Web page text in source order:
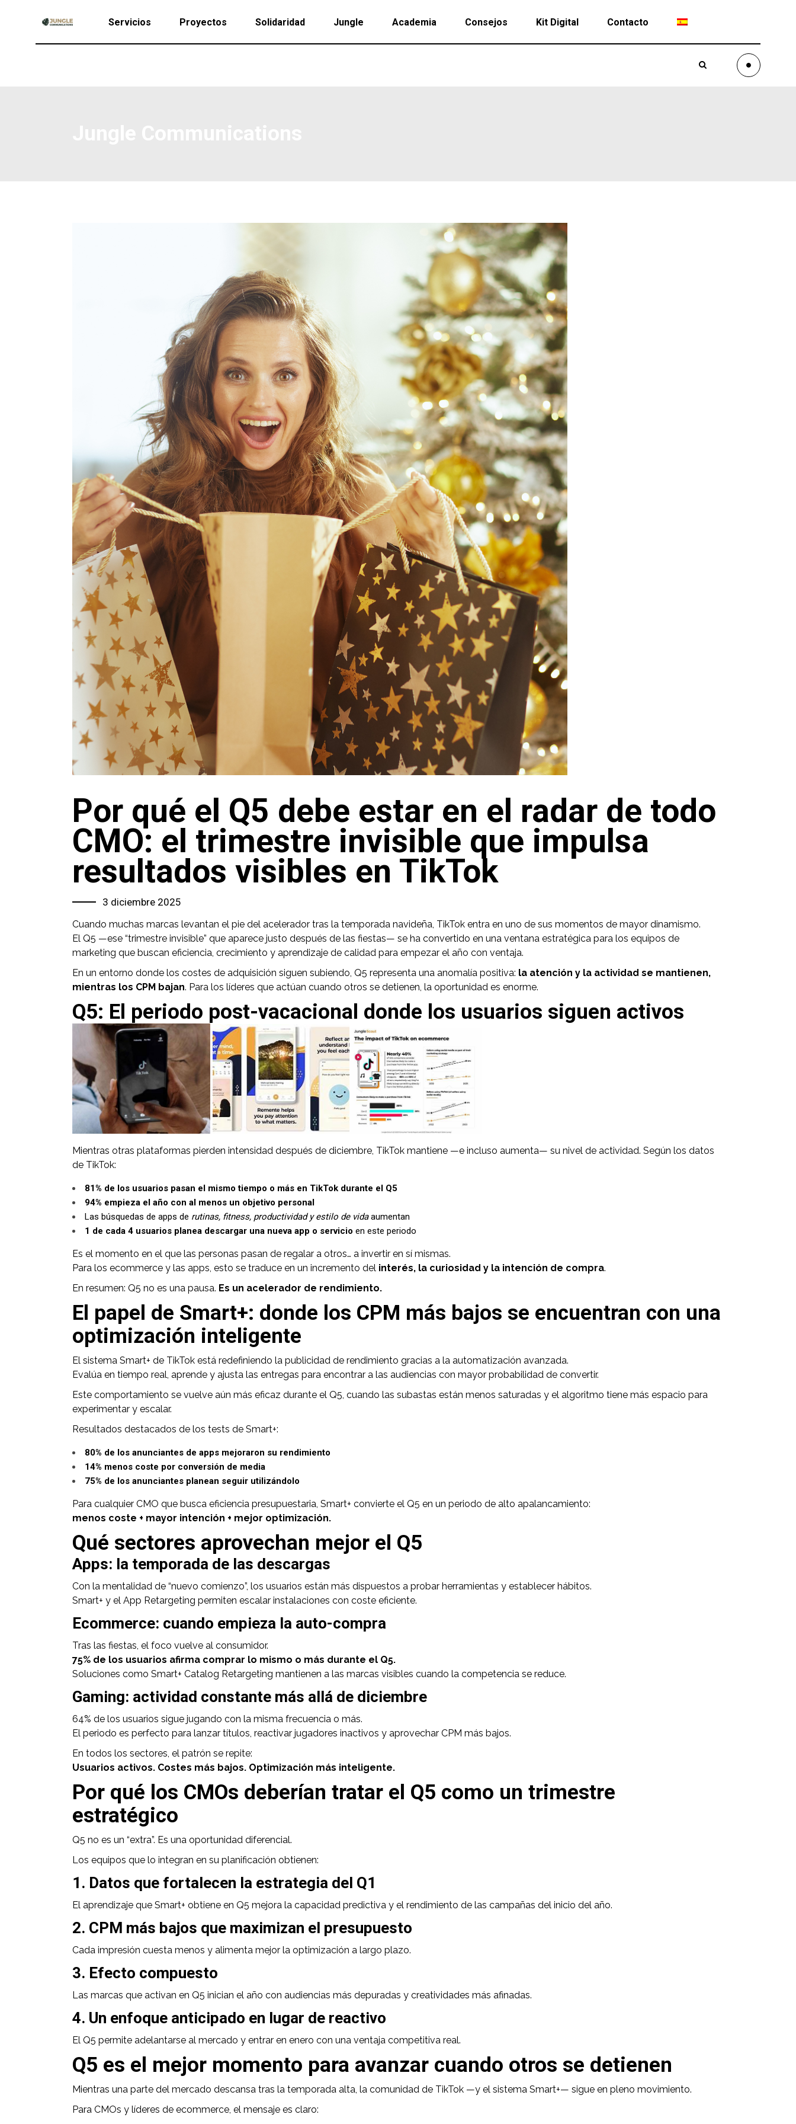
Servicios Proyectos Solidaridad Jungle Academia Consejos Kit Digital Contacto
Por qué el Q5 debe estar en el radar de todo
CMO: el trimestre invisible que impulsa
resultados visibles en TikTok
3 diciembre 2025
Cuando muchas marcas levantan el pie del acelerador tras la temporada navideña, TikTok entra en uno de sus momentos de mayor dinamismo.
El Q5 —ese “trimestre invisible” que aparece justo después de las fiestas— se ha convertido en una ventana estratégica para los equipos de
marketing que buscan eficiencia, crecimiento y aprendizaje de calidad para empezar el año con ventaja.
En un entorno donde los costes de adquisición siguen subiendo, Q5 representa una anomalía positiva: la atención y la actividad se mantienen,
mientras los CPM bajan. Para los líderes que actúan cuando otros se detienen, la oportunidad es enorme.
Q5: El periodo post-vacacional donde los usuarios siguen activos
Mientras otras plataformas pierden intensidad después de diciembre, TikTok mantiene —e incluso aumenta— su nivel de actividad. Según los datos
de TikTok:
81% de los usuarios pasan el mismo tiempo o más en TikTok durante el Q5
94% empieza el año con al menos un objetivo personal
Las búsquedas de apps de rutinas, fitness, productividad y estilo de vidaaumentan
1 de cada 4 usuarios planea descargar una nueva app o servicio en este periodo
Es el momento en el que las personas pasan de regalar a otros… a invertir en sí mismas.
Para los ecommerce y las apps, esto se traduce en un incremento del interés, la curiosidad y la intención de compra.
En resumen: Q5 no es una pausa. Es un acelerador de rendimiento.
El papel de Smart+: donde los CPM más bajos se encuentran con una
optimización inteligente
El sistema Smart+ de TikTok está redefiniendo la publicidad de rendimiento gracias a la automatización avanzada.
Evalúa en tiempo real, aprende y ajusta las entregas para encontrar a las audiencias con mayor probabilidad de convertir.
Este comportamiento se vuelve aún más eficaz durante el Q5, cuando las subastas están menos saturadas y el algoritmo tiene más espacio para
experimentar y escalar.
Resultados destacados de los tests de Smart+:
80% de los anunciantes de apps mejoraron su rendimiento
14% menos coste por conversión de media
75% de los anunciantes planean seguir utilizándolo
Para cualquier CMO que busca eficiencia presupuestaria, Smart+ convierte el Q5 en un periodo de alto apalancamiento:
menos coste + mayor intención + mejor optimización.
Qué sectores aprovechan mejor el Q5
Apps: la temporada de las descargas
Con la mentalidad de “nuevo comienzo”, los usuarios están más dispuestos a probar herramientas y establecer hábitos.
Smart+ y el App Retargeting permiten escalar instalaciones con coste eficiente.
Ecommerce: cuando empieza la auto-compra
Tras las fiestas, el foco vuelve al consumidor.
75% de los usuarios afirma comprar lo mismo o más durante el Q5.
Soluciones como Smart+ Catalog Retargeting mantienen a las marcas visibles cuando la competencia se reduce.
Gaming: actividad constante más allá de diciembre
64% de los usuarios sigue jugando con la misma frecuencia o más.
El periodo es perfecto para lanzar títulos, reactivar jugadores inactivos y aprovechar CPM más bajos.
En todos los sectores, el patrón se repite:
Usuarios activos. Costes más bajos. Optimización más inteligente.
Por qué los CMOs deberían tratar el Q5 como un trimestre
estratégico
Q5 no es un “extra”. Es una oportunidad diferencial.
Los equipos que lo integran en su planificación obtienen:
1. Datos que fortalecen la estrategia del Q1
El aprendizaje que Smart+ obtiene en Q5 mejora la capacidad predictiva y el rendimiento de las campañas del inicio del año.
2. CPM más bajos que maximizan el presupuesto
Cada impresión cuesta menos y alimenta mejor la optimización a largo plazo.
3. Efecto compuesto
Las marcas que activan en Q5 inician el año con audiencias más depuradas y creatividades más afinadas.
4. Un enfoque anticipado en lugar de reactivo
El Q5 permite adelantarse al mercado y entrar en enero con una ventaja competitiva real.
Q5 es el mejor momento para avanzar cuando otros se detienen
Mientras una parte del mercado descansa tras la temporada alta, la comunidad de TikTok —y el sistema Smart+— sigue en pleno movimiento.
Para CMOs y líderes de ecommerce, el mensaje es claro: